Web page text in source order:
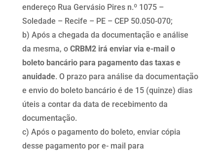
endereço Rua Gervásio Pires n.º 1075 –
Soledade – Recife – PE – CEP 50.050-070;
b) Após a chegada da documentação e análise
da mesma, o CRBM2 irá enviar via e-mail o
boleto bancário para pagamento das taxas e
anuidade. O prazo para análise da documentação
e envio do boleto bancário é de 15 (quinze) dias
úteis a contar da data de recebimento da
documentação.
c) Após o pagamento do boleto, enviar cópia
desse pagamento por e- mail para